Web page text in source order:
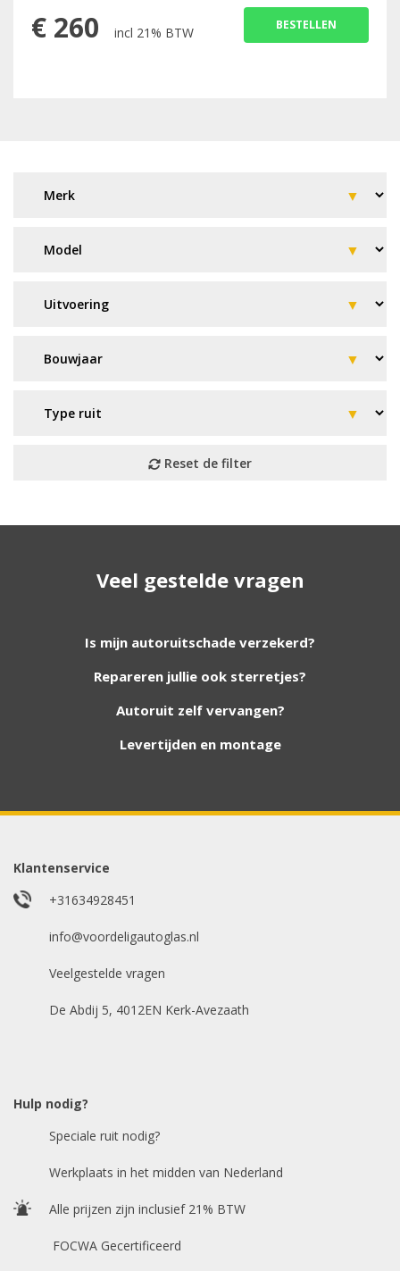
€ 260 incl 21% BTW BESTELLEN
verder!
Wij zijn continu bezig met het toevoegen van
ruit er niet tussen? Grote kans dat wij deze wel
hebben. Vul het formulier in en wij nemen
whatsappje met foto van de ruit en uw auto
Uw merk auto
Bouwjaar
E-mailadres *
Veel gestelde vragen
Is mijn autoruitschade verzekerd?
Repareren jullie ook sterretjes?
Autoruit zelf vervangen?
Levertijden en montage
Klantenservice
+31634928451
info@voordeligautoglas.nl
Veelgestelde vragen
De Abdij 5, 4012EN Kerk-Avezaath
Hulp nodig?
Speciale ruit nodig?
Werkplaats in het midden van Nederland
Alle prijzen zijn inclusief 21% BTW
FOCWA Gecertificeerd